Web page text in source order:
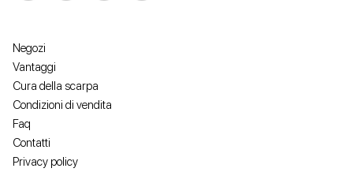
Negozi
Vantaggi
Cura della scarpa
Condizioni di vendita
Faq
Contatti
Privacy policy